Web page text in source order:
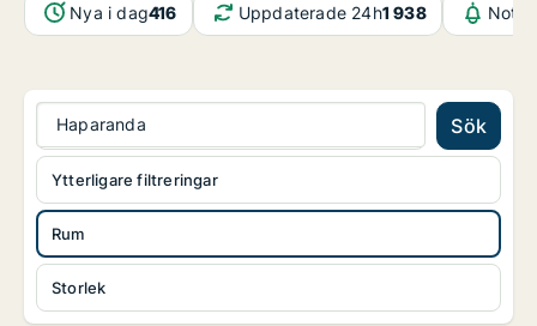
Nya i dag416 Uppdaterade 24h1 938
Haparanda Sök
Rum
Storlek
Ytterligare filtreringar